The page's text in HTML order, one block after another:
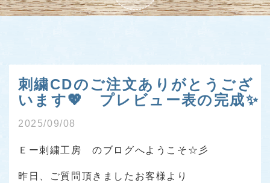
刺繍CDのご注文ありがとうござ
います💖 プレビュー表の完成✨
2025/09/08
Ｅー刺繍工房 のブログへようこそ☆彡
昨日、ご質問頂きましたお客様より